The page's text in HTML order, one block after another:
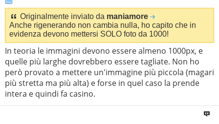
Originalmente inviato da maniamore
Anche rigenerando non cambia nulla, ho capito che in
evidenza devono mettersi SOLO foto da 1000!
In teoria le immagini devono essere almeno 1000px, e
quelle più larghe dovrebbero essere tagliate. Non ho
però provato a mettere un'immagine più piccola (magari
più stretta ma più alta) e forse in quel caso la prende
intera e quindi fa casino.